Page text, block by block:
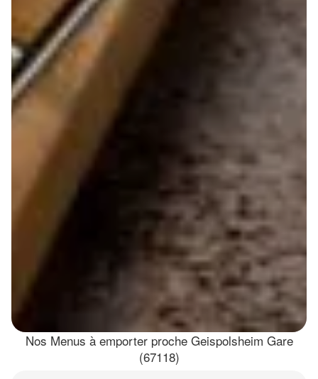
Nos Menus à emporter proche Geispolsheim Gare
(67118)